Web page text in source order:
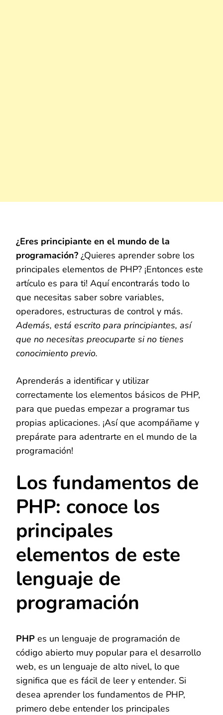
¿Eres principiante en el mundo de la
programación? ¿Quieres aprender sobre los
principales elementos de PHP? ¡Entonces este
artículo es para ti! Aquí encontrarás todo lo
que necesitas saber sobre variables,
operadores, estructuras de control y más.
Además, está escrito para principiantes, así
que no necesitas preocuparte si no tienes
conocimiento previo.
Aprenderás a identificar y utilizar
correctamente los elementos básicos de PHP,
para que puedas empezar a programar tus
propias aplicaciones. ¡Así que acompáñame y
prepárate para adentrarte en el mundo de la
programación!
Los fundamentos de
PHP: conoce los
principales
elementos de este
lenguaje de
programación
PHP es un lenguaje de programación de
código abierto muy popular para el desarrollo
web, es un lenguaje de alto nivel, lo que
significa que es fácil de leer y entender. Si
desea aprender los fundamentos de PHP,
primero debe entender los principales